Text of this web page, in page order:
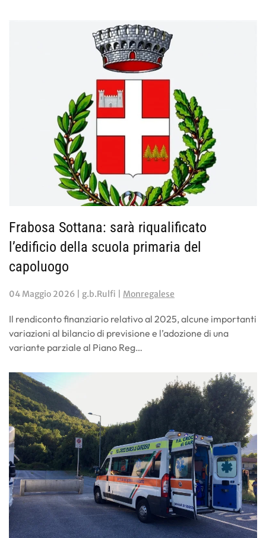
Frabosa Sottana: sarà riqualificato
l’edificio della scuola primaria del
capoluogo
04 Maggio 2026 | g.b.Rulfi | Monregalese
Il rendiconto finanziario relativo al 2025, alcune importanti
variazioni al bilancio di previsione e l’adozione di una
variante parziale al Piano Reg…